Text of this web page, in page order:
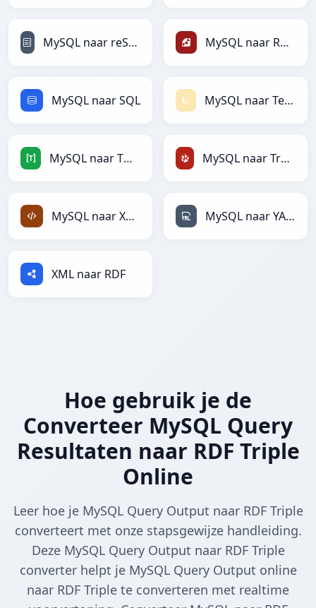
MySQL naar reStructuredText MySQL naar Ruby
MySQL naar SQL MySQL naar Textile
MySQL naar TOML MySQL naar TracWiki
MySQL naar XML MySQL naar YAML
XML naar RDF
Hoe gebruik je de
Converteer MySQL Query
Resultaten naar RDF Triple
Online
Leer hoe je MySQL Query Output naar RDF Triple
converteert met onze stapsgewijze handleiding.
Deze MySQL Query Output naar RDF Triple
converter helpt je MySQL Query Output online
naar RDF Triple te converteren met realtime